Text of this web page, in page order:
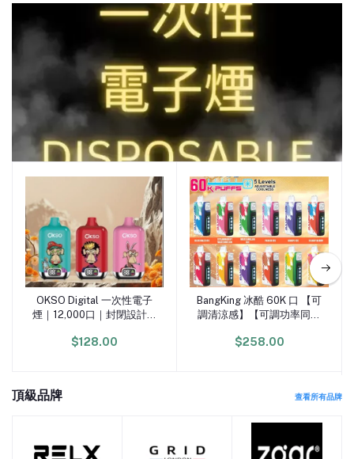
一次性電子煙
加入購物車
OKSO Digital 一次性電子
煙｜12,000口｜封閉設計免
$128.00
加入購物車
BangKing 冰酷 60K 口 【可
調清涼感】【可調功率同氣
$258.00
頂級品牌 查看所有品牌